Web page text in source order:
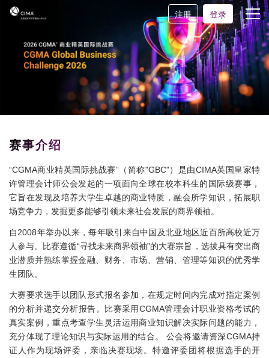
注册 登录
赛事介绍
“CGMA商业精英国际挑战赛”（简称"GBC"）是由CIMA英国皇家特
许管理会计师公会发起的一项面向全球在校本科生的国际级赛事，
它旨在发现及培养大学生卓越的商业特质，融会所学知识，拓展职
场竞争力，发掘更多能够引领未来社会发展的商界领袖。
自2008年举办以来，每年吸引来自中国及北亚地区近百所高校近万
人参与。比赛遵循“寻找未来商界领袖”的大赛宗旨，选拔具有突出商
业潜质并熟练掌握金融、财务、市场、营销、管理等知识的优秀学
生团队。
大赛要求选手以团队形式报名参加，在规定时间内完成对指定案例
的分析并递交分析报告。比赛采用CGMA管理会计职业资格考试的
真实案例，重点考查学生灵活运用商业知识解决实际问题的能力，
充分体现了理论知识与实际运用的结合。 公会将邀请资深CGMA持
证人作为现场评委，亲临决赛现场。特邀评委团将根据选手的开